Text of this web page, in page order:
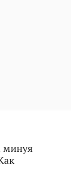
минуя